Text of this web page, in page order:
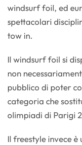
windsurf foil, ed
spettacolari
tow in.
Il windsurf foil si
non
pubblico di poter
categoria che
olimpiadi di Parigi
Il freestyle invece è